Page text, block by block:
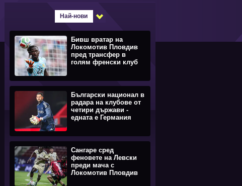
Най-нови
Бивш вратар на
Локомотив Пловдив
пред трансфер в
голям френски клуб
Български национал в
радара на клубове от
четири държави -
едната е Германия
Сангаре сред
феновете на Левски
преди мача с
Локомотив Пловдив